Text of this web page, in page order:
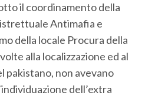
il coordinamento della
Antimafia e
della locale Procura della
alla localizzazione ed al
pakistano, non avevano
dell’extra